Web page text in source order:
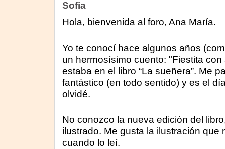
Sofia
Hola, bienvenida al foro, Ana María.
Yo te conocí hace algunos años
un hermosísimo cuento: "Fiestita
estaba en el libro “La sueñera”. Me
fantástico (en todo sentido) y es el
olvidé.
No conozco la nueva edición del
ilustrado. Me gusta la ilustración que
cuando lo leí.